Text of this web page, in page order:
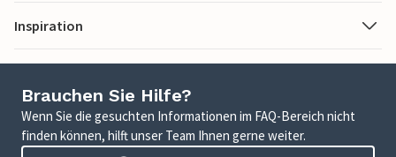
Inspiration
Brauchen Sie Hilfe?
Wenn Sie die gesuchten Informationen im FAQ-Bereich nicht
finden können, hilft unser Team Ihnen gerne weiter.